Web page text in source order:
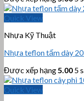
Quick View
Nhựa Kỹ Thuật
Nhựa teflon tấm dày
Được xếp hạng 5.00 5
Quick View